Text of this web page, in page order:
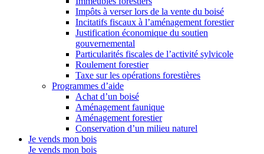
Impôts à verser lors de la vente du boisé
Incitatifs fiscaux à l’aménagement forestier
Justification économique du soutien
gouvernemental
Particularités fiscales de l’activité sylvicole
Roulement forestier
Taxe sur les opérations forestières
Programmes d’aide
Achat d’un boisé
Aménagement faunique
Aménagement forestier
Conservation d’un milieu naturel
Je vends mon bois
Je vends mon bois